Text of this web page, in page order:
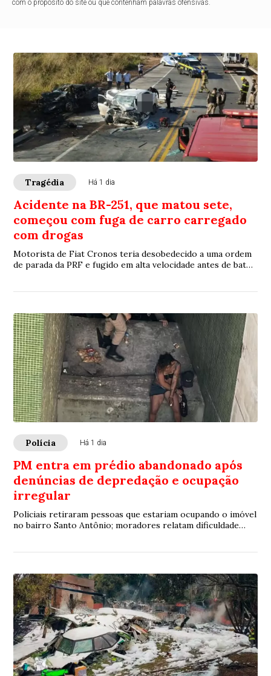
com o propósito do site ou que contenham palavras ofensivas.
Tragédia Há 1 dia
Acidente na BR-251, que matou sete,
começou com fuga de carro carregado
com drogas
Motorista de Fiat Cronos teria desobedecido a uma ordem
de parada da PRF e fugido em alta velocidade antes de bater
Polícia Há 1 dia
PM entra em prédio abandonado após
denúncias de depredação e ocupação
irregular
Policiais retiraram pessoas que estariam ocupando o imóvel
no bairro Santo Antônio; moradores relatam dificuldade